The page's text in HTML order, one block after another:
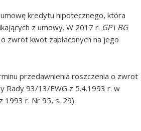
kredytu hipotecznego, która
z umowy. W 2017 r. GPi BG
zwrot kwot zapłaconych na jego
przedawnienia roszczenia o zwrot
Rady 93/13/EWG z 5.4.1993 r. w
1993 r. Nr 95, s. 29).